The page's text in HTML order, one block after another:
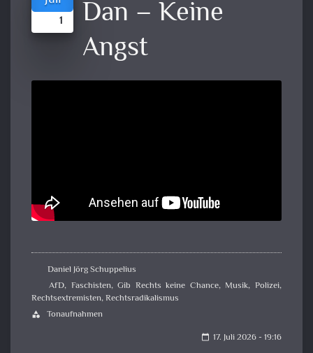
1
Dan – Keine
Angst
Daniel Jörg Schuppelius
AfD, Faschisten,Gib Rechts keine Chance, Musik,Polizei,
Rechtsextremisten,Rechtsradikalismus
category Tonaufnahmen
calendar_today 17. Juli 2026 - 19:16